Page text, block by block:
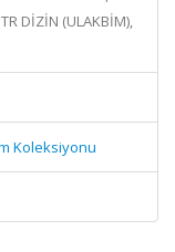
DİZİN (ULAKBİM),
Koleksiyonu